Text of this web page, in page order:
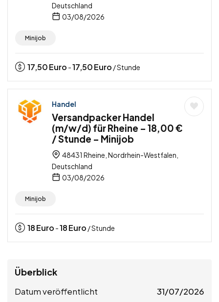
Deutschland
03/08/2026
Minijob
17,50Euro -17,50Euro / Stunde
Handel
Versandpacker Handel
(m/w/d) für Rheine – 18,00 €
/ Stunde – Minijob
48431 Rheine, Nordrhein-Westfalen,
Deutschland
03/08/2026
Minijob
18Euro -18Euro / Stunde
Überblick
Datum veröffentlicht 31/07/2026